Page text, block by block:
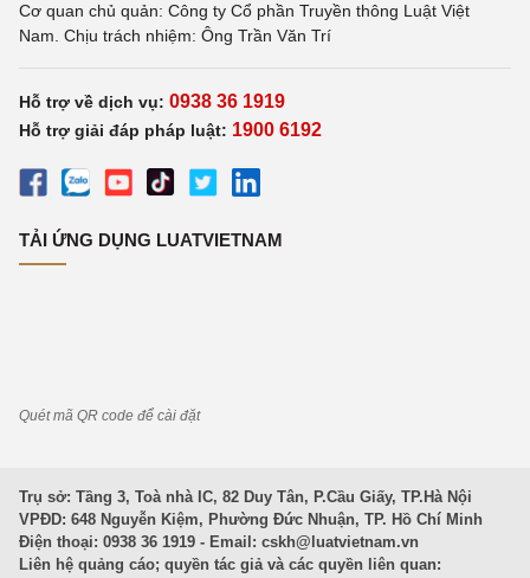
Cơ quan chủ quản: Công ty Cổ phần Truyền thông Luật Việt
Nam. Chịu trách nhiệm: Ông Trần Văn Trí
Hỗ trợ về dịch vụ: 0938 36 1919
Hỗ trợ giải đáp pháp luật: 1900 6192
TẢI ỨNG DỤNG LUATVIETNAM
Quét mã QR code để cài đặt
Trụ sở: Tầng 3, Toà nhà IC, 82 Duy Tân, P.Cầu Giấy, TP.Hà Nội
VPĐD: 648 Nguyễn Kiệm, Phường Đức Nhuận, TP. Hồ Chí Minh
Điện thoại: 0938 36 1919 - Email: cskh@luatvietnam.vn
Liên hệ quảng cáo; quyền tác giả và các quyền liên quan: